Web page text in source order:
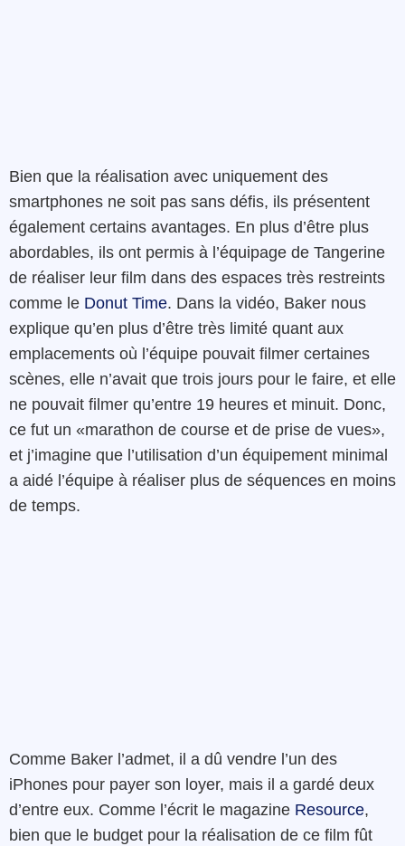
Bien que la réalisation avec uniquement des
smartphones ne soit pas sans défis, ils présentent
également certains avantages. En plus d’être plus
abordables, ils ont permis à l’équipage de Tangerine
de réaliser leur film dans des espaces très restreints
comme le Donut Time. Dans la vidéo, Baker nous
explique qu’en plus d’être très limité quant aux
emplacements où l’équipe pouvait filmer certaines
scènes, elle n’avait que trois jours pour le faire, et elle
ne pouvait filmer qu’entre 19 heures et minuit. Donc,
ce fut un «marathon de course et de prise de vues»,
et j’imagine que l’utilisation d’un équipement minimal
a aidé l’équipe à réaliser plus de séquences en moins
de temps.
Comme Baker l’admet, il a dû vendre l’un des
iPhones pour payer son loyer, mais il a gardé deux
d’entre eux. Comme l’écrit le magazine Resource,
bien que le budget pour la réalisation de ce film fût